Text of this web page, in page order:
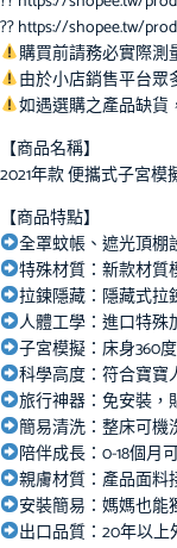
?? https://shopee.tw/
購買前請務必實際測
由於小店銷售平台
如遇選購之產品缺貨
【商品名稱】
2021年款 便攜式子宮
【商品特點】
全罩蚊帳、遮光頂棚
特殊材質：新款材質
拉鍊隱藏：隱藏式拉
人體工學：進口特殊
子宮模擬：床身360
科學高度：符合寶寶
旅行神器：免安裝，
簡易清洗：整床可機
陪伴成長：0-18個月
親膚材質：產品面料
安裝簡易：媽媽也能
出口品質：20年以